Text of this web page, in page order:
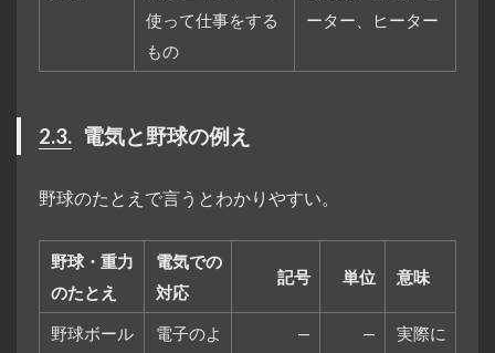
使って仕事をする
もの
ーター、ヒーター
2.3. 電気と野球の例え
野球のたとえで言うとわかりやすい。
野球・重力
のたとえ
電気での
対応
記号 単位 意味
野球ボール
電子のよ
— —
実際に